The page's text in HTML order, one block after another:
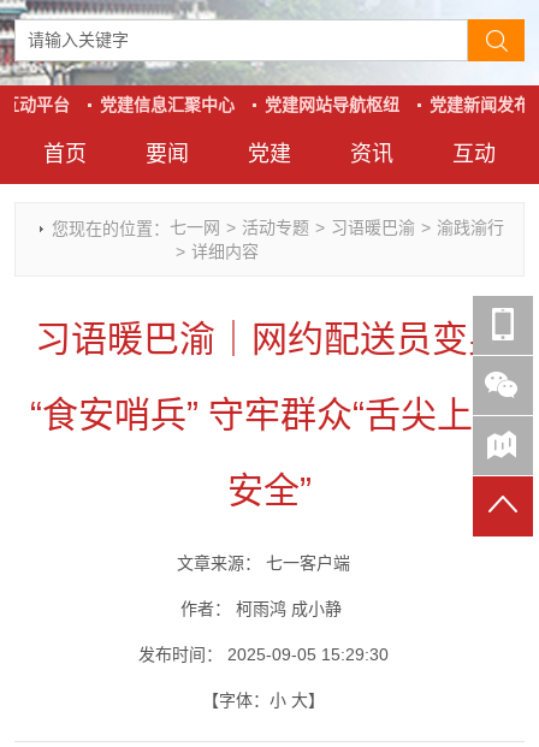
首页 要闻
时政要闻
干部任免
理论武装
七一视角
党建
党建动态
人才工作
基层组织建设
作风建设
资讯
热点关注
党刊好文
党务知识
党史参阅
七一书院
互动
红岩评论
七一文学
党建头条微信公众号
七一号
动平台 党建信息汇聚中心 党建网站导航枢纽 党建新闻发布
您现在的位置： 七一网 > 活动专题 > 习语暖巴渝 > 渝践渝行
> 详细内容
习语暖巴渝｜网约配送员变身
“食安哨兵” 守牢群众“舌尖上的
安全”
文章来源： 七一客户端
作者： 柯雨鸿 成小静
发布时间： 2025-09-05 15:29:30
【字体： 小 大】